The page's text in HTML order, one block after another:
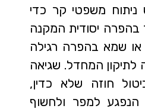
משפטי קר כדי
יסודית המקנה
או שמא בהפרה רגילה
לתיקון המחדל. שגיאה
חוזה שלא כדין,
למפר ולחשוף